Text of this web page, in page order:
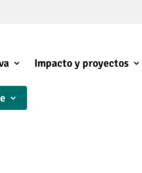
Impacto y proyectos